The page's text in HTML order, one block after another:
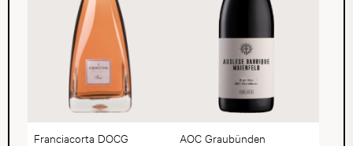
Franciacorta DOCG AOC Graubünden